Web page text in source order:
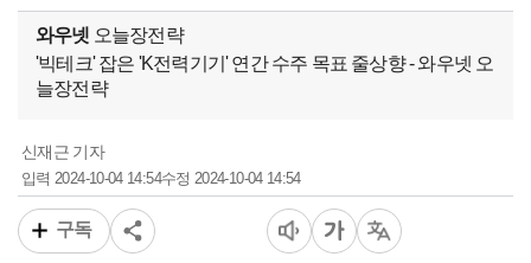
와우넷 오늘장전략
'빅테크' 잡은 'K전력기기' 연간 수주 목표 줄상향 - 와우넷 오
늘장전략
신재근 기자
입력 2024-10-04 14:54수정 2024-10-04 14:54
구독